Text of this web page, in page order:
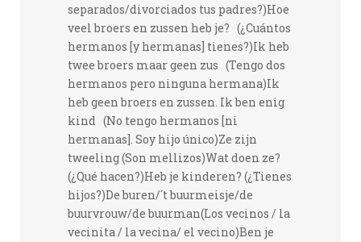
separados/divorciados tus padres?)Hoe
veel broers en zussen heb je? (¿Cuántos
hermanos [y hermanas] tienes?)Ik heb
twee broers maar geen zus (Tengo dos
hermanos pero ninguna hermana)Ik
heb geen broers en zussen. Ik ben enig
kind (No tengo hermanos [ni
hermanas]. Soy hijo único)Ze zijn
tweeling (Son mellizos)Wat doen ze?
(¿Qué hacen?)Heb je kinderen? (¿Tienes
hijos?)De buren/´t buurmeisje/de
buurvrouw/de buurman(Los vecinos / la
vecinita / la vecina/ el vecino)Ben je